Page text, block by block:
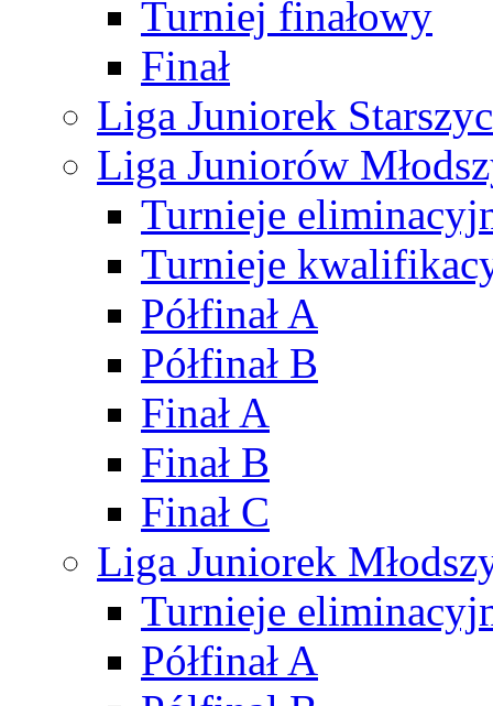
Turniej finałowy
Finał
Liga Juniorek
Liga Juniorów
Turnieje
Turnieje
Półfinał A
Półfinał B
Finał A
Finał B
Finał C
Liga Juniorek
Turnieje
Półfinał A